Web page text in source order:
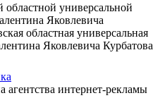
универсальной
Яковлевича
областная универсальная
Яковлевича Курбатова
агентства интернет-рекламы